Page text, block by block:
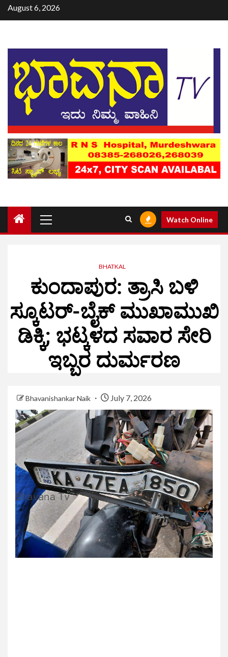
August 6, 2026
Watch Online
BHATKAL
ಕುಂದಾಪುರ: ತ್ರಾಸಿ ಬಳಿ
ಸ್ಕೂಟರ್‌-ಬೈಕ್ ಮುಖಾಮುಖಿ
ಡಿಕ್ಕಿ; ಭಟ್ಕಳದ ಸವಾರ ಸೇರಿ
ಇಬ್ಬರ ದುರ್ಮರಣ
Bhavanishankar Naik July 7, 2026